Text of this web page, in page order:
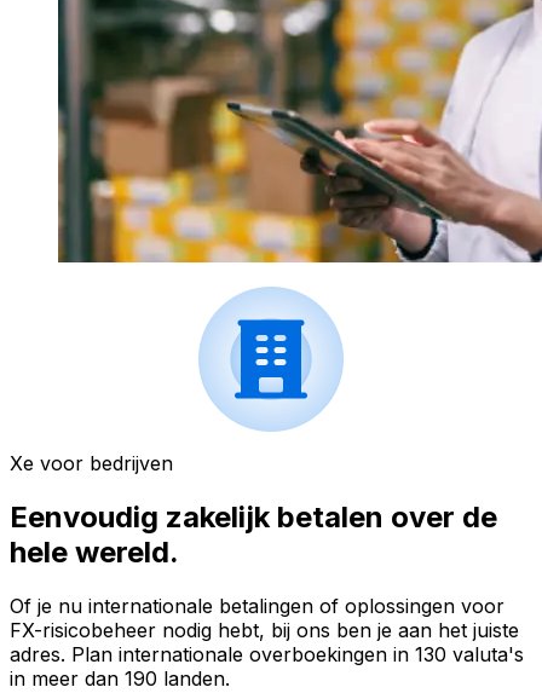
Xe voor bedrijven
Eenvoudig zakelijk betalen over de
hele wereld.
Of je nu internationale betalingen of oplossingen voor
FX-risicobeheer nodig hebt, bij ons ben je aan het juiste
adres. Plan internationale overboekingen in 130 valuta's
in meer dan 190 landen.